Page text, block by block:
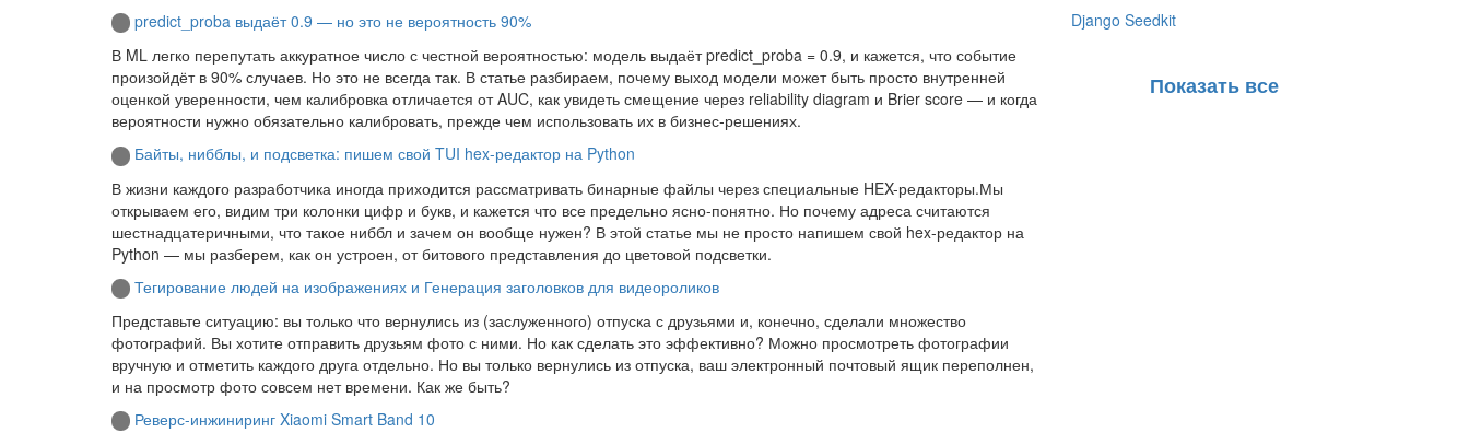
predict_proba выдаёт 0.9 — но это не вероятность 90%
В ML легко перепутать аккуратное число с честной вероятностью: модель выдаёт predict_proba = 0.9, и кажется, что событие
произойдёт в 90% случаев. Но это не всегда так. В статье разбираем, почему выход модели может быть просто внутренней
оценкой уверенности, чем калибровка отличается от AUC, как увидеть смещение через reliability diagram и Brier score — и когда
вероятности нужно обязательно калибровать, прежде чем использовать их в бизнес‑решениях.
Байты, нибблы, и подсветка: пишем свой TUI hex-редактор на Python
В жизни каждого разработчика иногда приходится рассматривать бинарные файлы через специальные HEX-редакторы.Мы
открываем его, видим три колонки цифр и букв, и кажется что все предельно ясно-понятно. Но почему адреса считаются
шестнадцатеричными, что такое ниббл и зачем он вообще нужен? В этой статье мы не просто напишем свой hex-редактор на
Python — мы разберем, как он устроен, от битового представления до цветовой подсветки.
Тегирование людей на изображениях и Генерация заголовков для видеороликов
Представьте ситуацию: вы только что вернулись из (заслуженного) отпуска с друзьями и, конечно, сделали множество
фотографий. Вы хотите отправить друзьям фото с ними. Но как сделать это эффективно? Можно просмотреть фотографии
вручную и отметить каждого друга отдельно. Но вы только вернулись из отпуска, ваш электронный почтовый ящик переполнен,
и на просмотр фото совсем нет времени. Как же быть?
Реверс-инжиниринг Xiaomi Smart Band 10
Django Seedkit
Показать все